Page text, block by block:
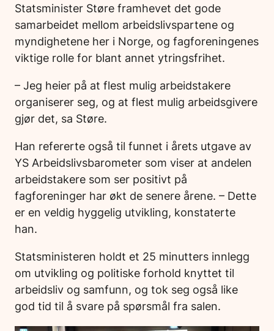
Statsminister Støre framhevet det gode
samarbeidet mellom arbeidslivspartene og
myndighetene her i Norge, og fagforeningenes
viktige rolle for blant annet ytringsfrihet.
– Jeg heier på at flest mulig arbeidstakere
organiserer seg, og at flest mulig arbeidsgivere
gjør det, sa Støre.
Han refererte også til funnet i årets utgave av
YS Arbeidslivsbarometer som viser at andelen
arbeidstakere som ser positivt på
fagforeninger har økt de senere årene. – Dette
er en veldig hyggelig utvikling, konstaterte
han.
Statsministeren holdt et 25 minutters innlegg
om utvikling og politiske forhold knyttet til
arbeidsliv og samfunn, og tok seg også like
god tid til å svare på spørsmål fra salen.